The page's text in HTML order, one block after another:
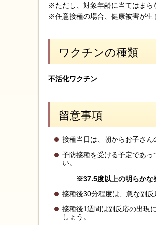
※ただし、対象年齢に当てはまら
※任意接種の場合、健康被害が生
ワクチンの種類
不活化ワクチン
留意事項
接種当日は、朝からお子さん
予防接種を受ける予定であ
い。
※37.5度以上の明らかな
接種後30分程度は、急な副
接種後1週間は副反応の出現
しょう。